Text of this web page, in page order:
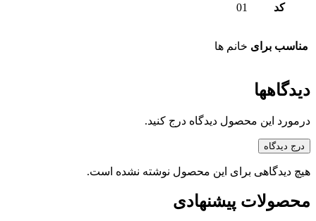
کد 01
مناسب برای خانم ها
دیدگاهها
درمورد این محصول دیدگاه درج کنید.
درج دیدگاه
هیچ دیدگاهی برای این محصول نوشته نشده است.
محصولات پیشنهادی